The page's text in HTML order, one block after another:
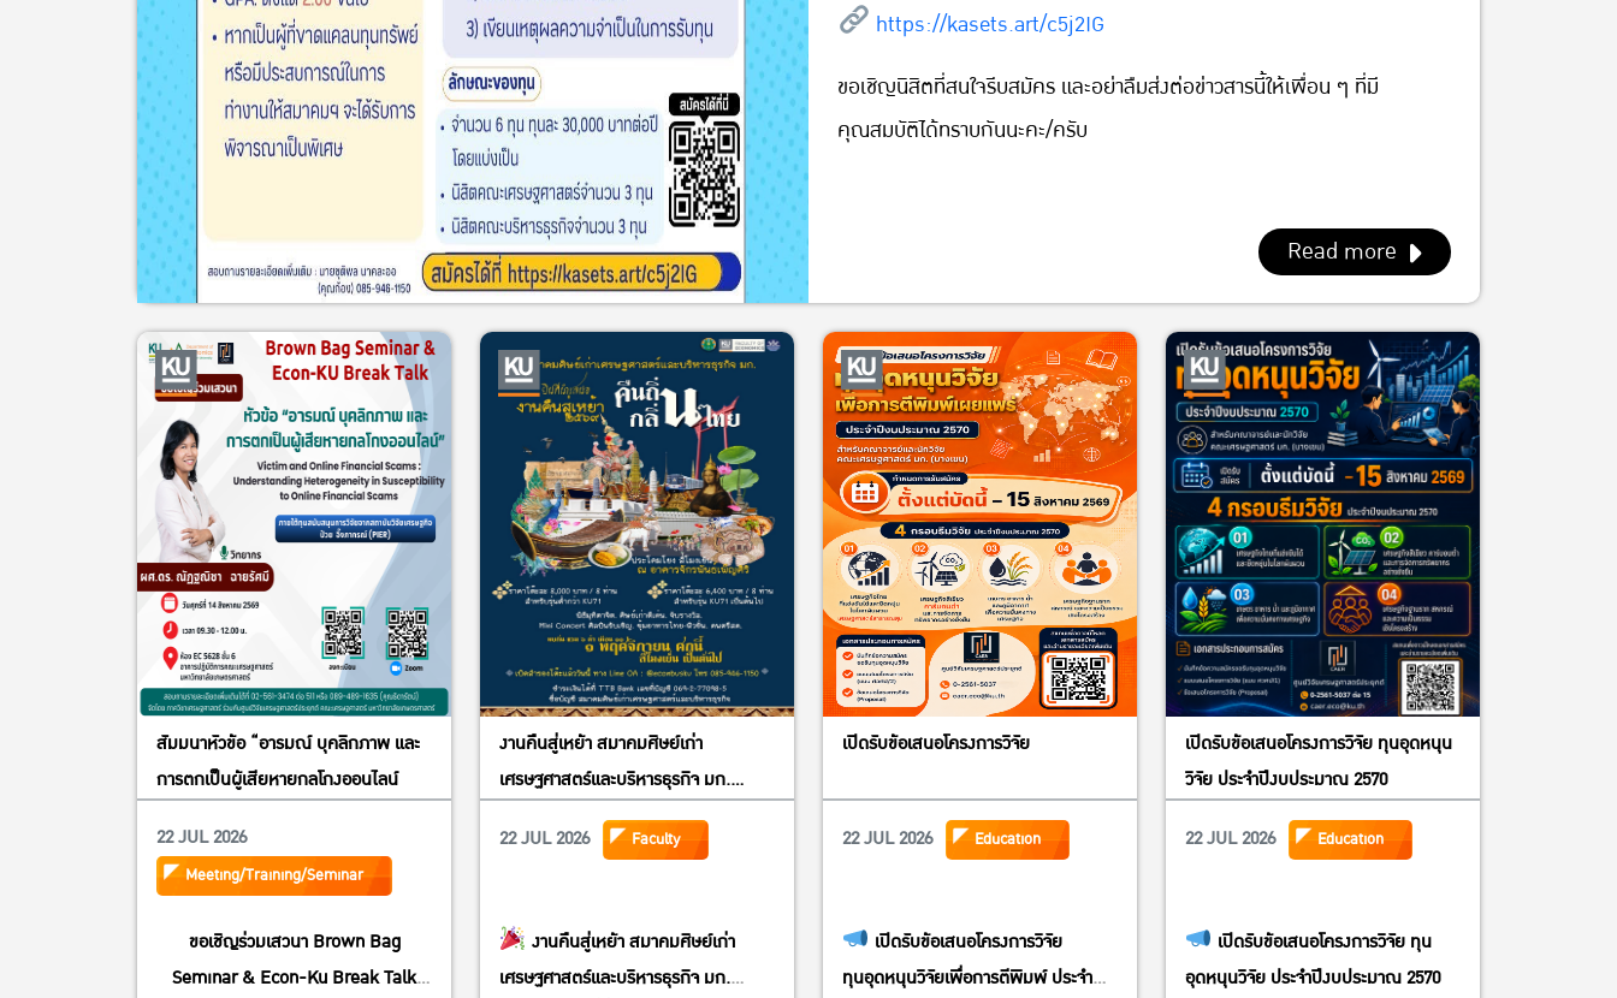
https://kasets.art/c5j2IG
ขอเชิญนิสิตที่สนใจรีบสมัคร และอย่าลืมส่งต่อข่าวสารนี้ให้เพื่อน ๆ ที่มี
คุณสมบัติได้ทราบกันนะคะ/ครับ
Read more
สัมมนาหัวข้อ “อารมณ์ บุคลิกภาพ และ
การตกเป็นผู้เสียหายกลโกงออนไลน์
22 JUL 2026
Meeting/Training/Seminar
ขอเชิญร่วมเสวนา Brown Bag
Seminar & Econ-Ku Break Talk
งานคืนสู่เหย้า สมาคมศิษย์เก่า
เศรษฐศาสตร์และบริหารธุรกิจ มก.
22 JUL 2026 Faculty
งานคืนสู่เหย้า สมาคมศิษย์เก่า
เศรษฐศาสตร์และบริหารธุรกิจ มก.
เปิดรับข้อเสนอโครงการวิจัย
22 JUL 2026 Education
เปิดรับข้อเสนอโครงการวิจัย
ทุนอุดหนุนวิจัยเพื่อการตีพิมพ์ ประจำ
เปิดรับข้อเสนอโครงการวิจัย ทุนอุดหนุน
วิจัย ประจำปีงบประมาณ 2570
22 JUL 2026
Education
เปิดรับข้อเสนอโครงการวิจัย ทุน
อุดหนุนวิจัย ประจำปีงบประมาณ 2570